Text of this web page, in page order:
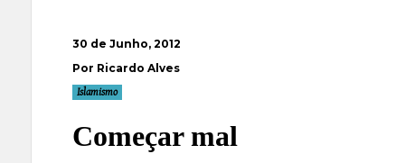
30 de Junho, 2012
Por Ricardo Alves
Islamismo
Começar mal